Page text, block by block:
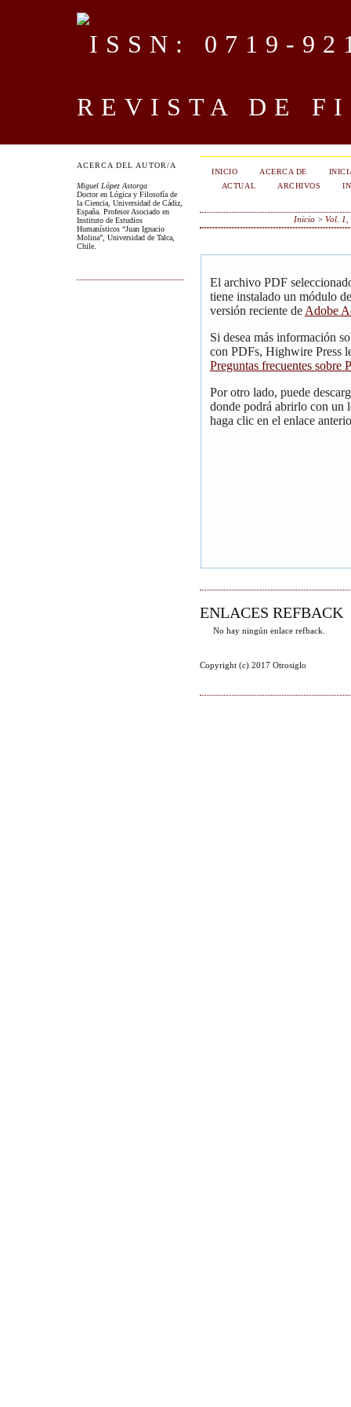
REVISTA DE
ACERCA DEL AUTOR/A
Miguel López Astorga
Doctor en Lógica y Filosofía de
la Ciencia, Universidad de Cádiz,
España. Profesor Asociado en
Instituto de Estudios
Humanísticos “Juan Ignacio
Molina”, Universidad de Talca,
Chile.
INICIO ACERCA DE
ACTUAL
ARCHIVOS
Inicio> Vol. 1,
El archivo PDF
tiene instalado un módulo
versión reciente de Adobe
Si desea más información
con PDFs, Highwire Press
Preguntas frecuentes sobre
Por otro lado, puede
donde podrá abrirlo con un
haga clic en el enlace
ENLACES REFBACK
No hay ningún enlace refback.
Copyright (c) 2017 Otrosiglo